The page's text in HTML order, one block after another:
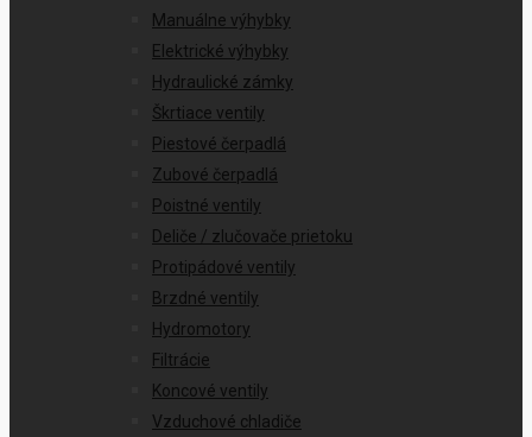
Manuálne výhybky
Elektrické výhybky
Hydraulické zámky
Škrtiace ventily
Piestové čerpadlá
Zubové čerpadlá
Poistné ventily
Deliče / zlučovače prietoku
Protipádové ventily
Brzdné ventily
Hydromotory
Filtrácie
Koncové ventily
Vzduchové chladiče